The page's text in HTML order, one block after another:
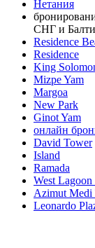
Нетания
СНГ и
Residence
Residence
King
Mizpe Yam
Margoa
New Park
Ginot Yam
онлайн
David Tower
Island
Ramada
West Lagoon
Azimut Medi
Leonardo